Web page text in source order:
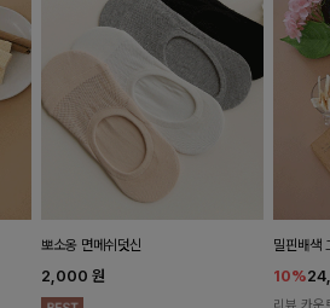
뽀소옹 면메쉬덧신
2,000 원
밀핀배색
10%